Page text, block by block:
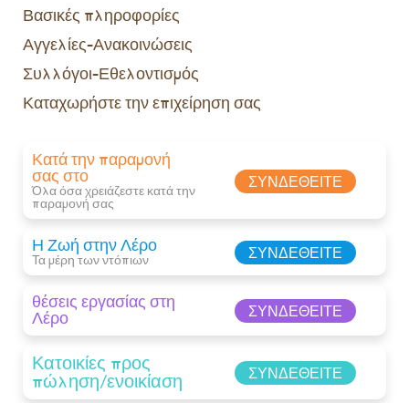
Βασικές πληροφορίες
Αγγελίες-Ανακοινώσεις
Συλλόγοι-Εθελοντισμός
Καταχωρήστε την επιχείρηση σας
Κατά την παραμονή
σας στο
Όλα όσα χρειάζεστε κατά την
παραμονή σας​
ΣΥΝΔΕΘΕΊΤΕ
Η Ζωή στην Λέρο
Τα μέρη των ντόπιων ΣΥΝΔΕΘΕΊΤΕ
θέσεις εργασίας στη
Λέρο ΣΥΝΔΕΘΕΊΤΕ
Κατοικίες προς
πώληση/ενοικίαση ΣΥΝΔΕΘΕΊΤΕ